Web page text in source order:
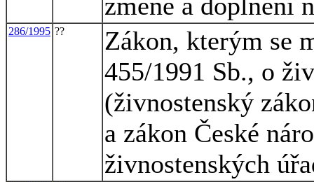
286/1995 ??
Zákon, kterým se
455/1991 Sb., o
(živnostenský
a zákon České
živnostenských